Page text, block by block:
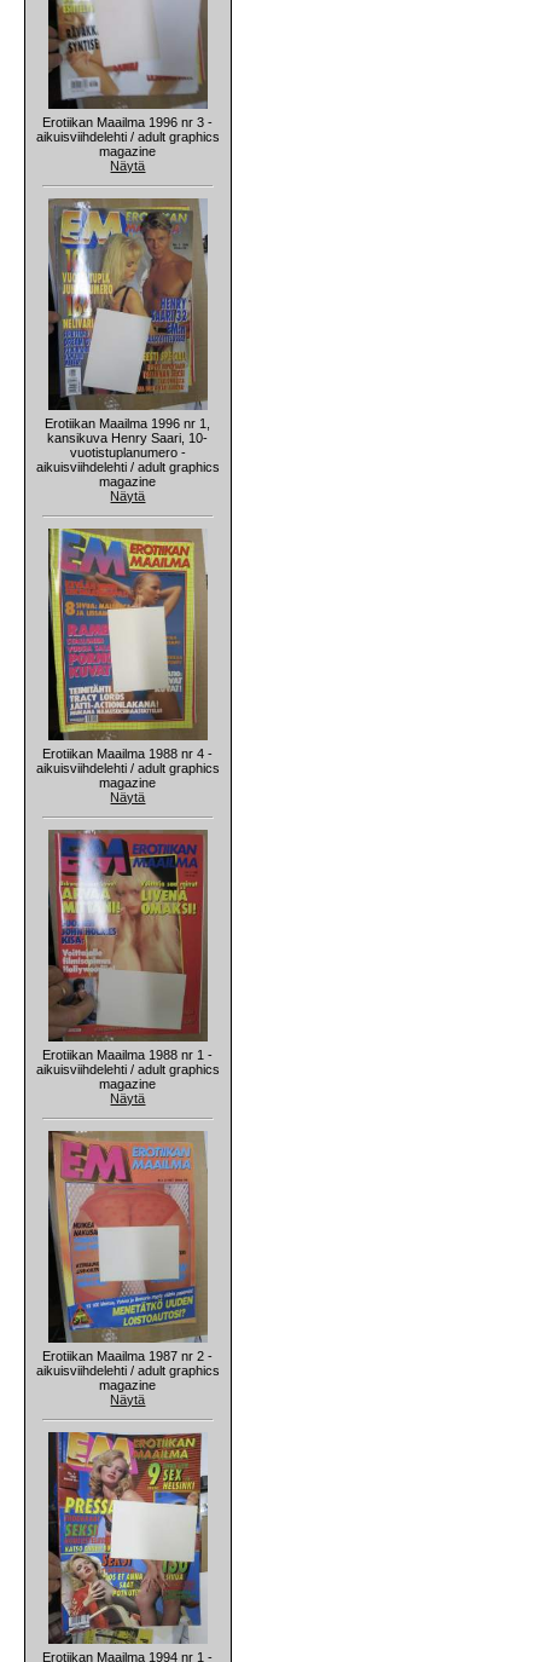
Erotiikan Maailma 1996 nr 3 -
aikuisviihdelehti / adult graphics
magazine
Näytä
Erotiikan Maailma 1996 nr 1,
kansikuva Henry Saari, 10-
vuotistuplanumero -
aikuisviihdelehti / adult graphics
magazine
Näytä
Erotiikan Maailma 1988 nr 4 -
aikuisviihdelehti / adult graphics
magazine
Näytä
Erotiikan Maailma 1988 nr 1 -
aikuisviihdelehti / adult graphics
magazine
Näytä
Erotiikan Maailma 1987 nr 2 -
aikuisviihdelehti / adult graphics
magazine
Näytä
Erotiikan Maailma 1994 nr 1 -